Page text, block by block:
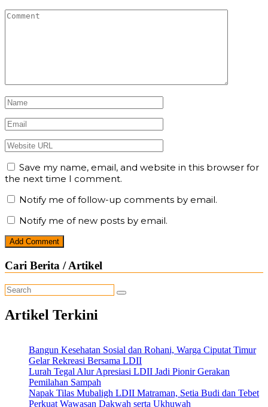
Save my name, email, and website in this browser for
the next time I comment.
Notify me of follow-up comments by email.
Notify me of new posts by email.
Cari Berita / Artikel
Artikel Terkini
Bangun Kesehatan Sosial dan Rohani, Warga Ciputat Timur
Gelar Rekreasi Bersama LDII
Lurah Tegal Alur Apresiasi LDII Jadi Pionir Gerakan
Pemilahan Sampah
Napak Tilas Mubaligh LDII Matraman, Setia Budi dan Tebet
Perkuat Wawasan Dakwah serta Ukhuwah